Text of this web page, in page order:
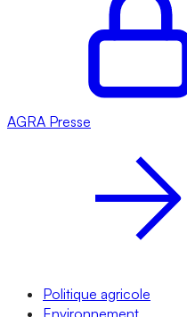
AGRA Presse
Politique agricole
Environnement